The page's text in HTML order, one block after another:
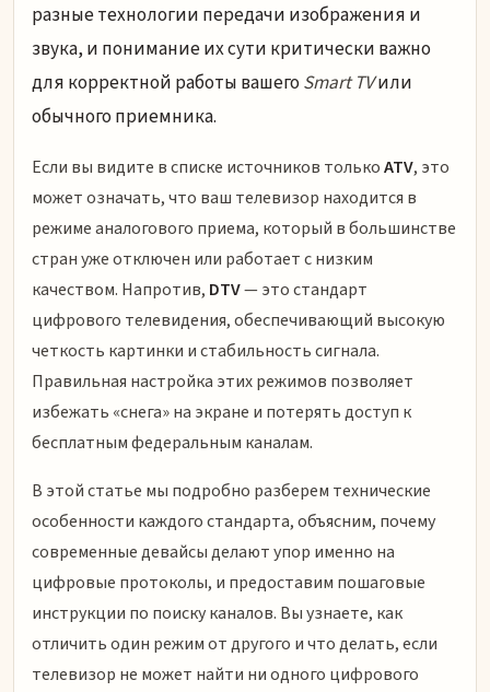
разные технологии передачи изображения и
звука, и понимание их сути критически важно
для корректной работы вашегоSmart TVили
обычного приемника.
Если вы видите в списке источников толькоATV, это
может означать, что ваш телевизор находится в
режиме аналогового приема, который в большинстве
стран уже отключен или работает с низким
качеством. Напротив, DTV— это стандарт
цифрового телевидения, обеспечивающий высокую
четкость картинки и стабильность сигнала.
Правильная настройка этих режимов позволяет
избежать «снега» на экране и потерять доступ к
бесплатным федеральным каналам.
В этой статье мы подробно разберем технические
особенности каждого стандарта, объясним, почему
современные девайсы делают упор именно на
цифровые протоколы, и предоставим пошаговые
инструкции по поиску каналов. Вы узнаете, как
отличить один режим от другого и что делать, если
телевизор не может найти ни одного цифрового